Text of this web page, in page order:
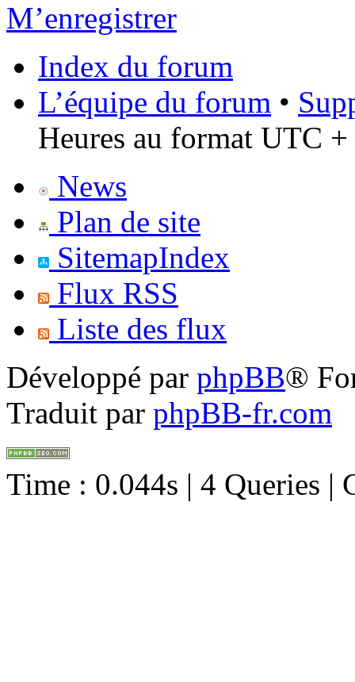
M’enregistrer
Index du forum
L’équipe du forum •
Heures au format UTC +
News
Plan de site
SitemapIndex
Flux RSS
Liste des flux
Développé par phpBB®
Traduit par phpBB-fr.com
Time : 0.044s | 4 Queries |